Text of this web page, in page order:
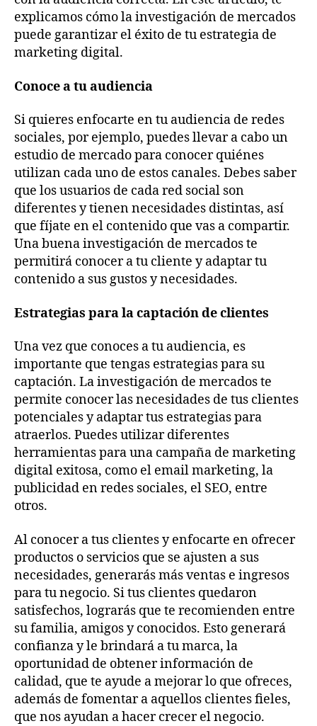
explicamos cómo la investigación de mercados
puede garantizar el éxito de tu estrategia de
marketing digital.
Conoce a tu audiencia
Si quieres enfocarte en tu audiencia de redes
sociales, por ejemplo, puedes llevar a cabo un
estudio de mercado para conocer quiénes
utilizan cada uno de estos canales. Debes saber
que los usuarios de cada red social son
diferentes y tienen necesidades distintas, así
que fíjate en el contenido que vas a compartir.
Una buena investigación de mercados te
permitirá conocer a tu cliente y adaptar tu
contenido a sus gustos y necesidades.
Estrategias para la captación de clientes
Una vez que conoces a tu audiencia, es
importante que tengas estrategias para su
captación. La investigación de mercados te
permite conocer las necesidades de tus clientes
potenciales y adaptar tus estrategias para
atraerlos. Puedes utilizar diferentes
herramientas para una campaña de marketing
digital exitosa, como el email marketing, la
publicidad en redes sociales, el SEO, entre
otros.
Al conocer a tus clientes y enfocarte en ofrecer
productos o servicios que se ajusten a sus
necesidades, generarás más ventas e ingresos
para tu negocio. Si tus clientes quedaron
satisfechos, lograrás que te recomienden entre
su familia, amigos y conocidos. Esto generará
confianza y le brindará a tu marca, la
oportunidad de obtener información de
calidad, que te ayude a mejorar lo que ofreces,
además de fomentar a aquellos clientes fieles,
que nos ayudan a hacer crecer el negocio.